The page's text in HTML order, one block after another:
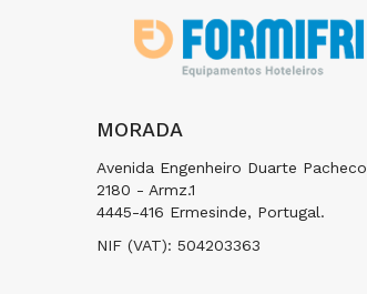
MORADA
Avenida Engenheiro Duarte Pacheco
2180 - Armz.1
4445-416 Ermesinde, Portugal.
NIF (VAT): 504203363